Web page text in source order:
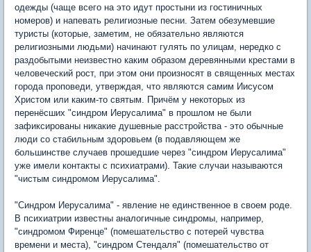
одежды (чаще всего на это идут простыни из гостиничных
номеров) и напевать религиозные песни. Затем обезумевшие
туристы (которые, заметим, не обязательно являются
религиозными людьми) начинают гулять по улицам, нередко с
раздобытыми неизвестно каким образом деревянными крестами в
человеческий рост, при этом они произносят в священных местах
города проповеди, утверждая, что являются самим Иисусом
Христом или каким-то святым. Причём у некоторых из
перенёсших "синдром Иерусалима" в прошлом не были
зафиксированы никакие душевные расстройства - это обычные
люди со стабильным здоровьем (в подавляющем же
большинстве случаев прошедшие через "синдром Иерусалима"
уже имели контакты с психиатрами). Такие случаи называются
"чистым синдромом Иерусалима".
"Синдром Иерусалима" - явление не единственное в своем роде.
В психиатрии известны аналогичные синдромы, например,
"синдромом Фиренце" (помешательство с потерей чувства
времени и места), "синдром Стендаля" (помешательство от